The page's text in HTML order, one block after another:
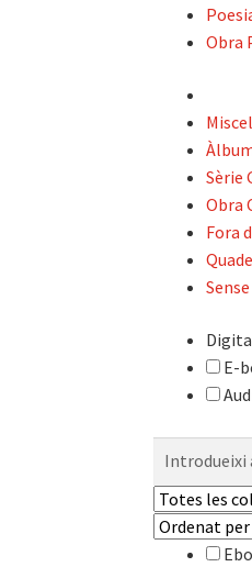
Obra
Sèrie
Obra
Fora
E-